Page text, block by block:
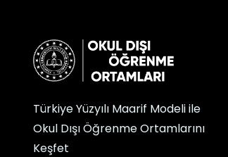
Türkiye Yüzyılı Maarif Modeli ile
Okul Dışı Öğrenme Ortamlarını
Keşfet